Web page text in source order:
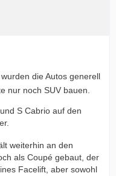
die Autos generell
nur noch SUV bauen.
S Cabrio auf den
weiterhin an den
als Coupé gebaut, der
Facelift, aber sowohl